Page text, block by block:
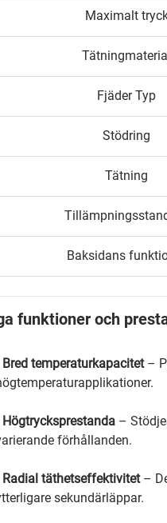
Maximalt
Fjäder Typ
Stödring
Tätning
Baksidans
funktioner och
Bred temperaturkapacitet –
Högtrycksprestanda –
förhållanden.
Radial täthetseffektivitet –
sekundärläppar.